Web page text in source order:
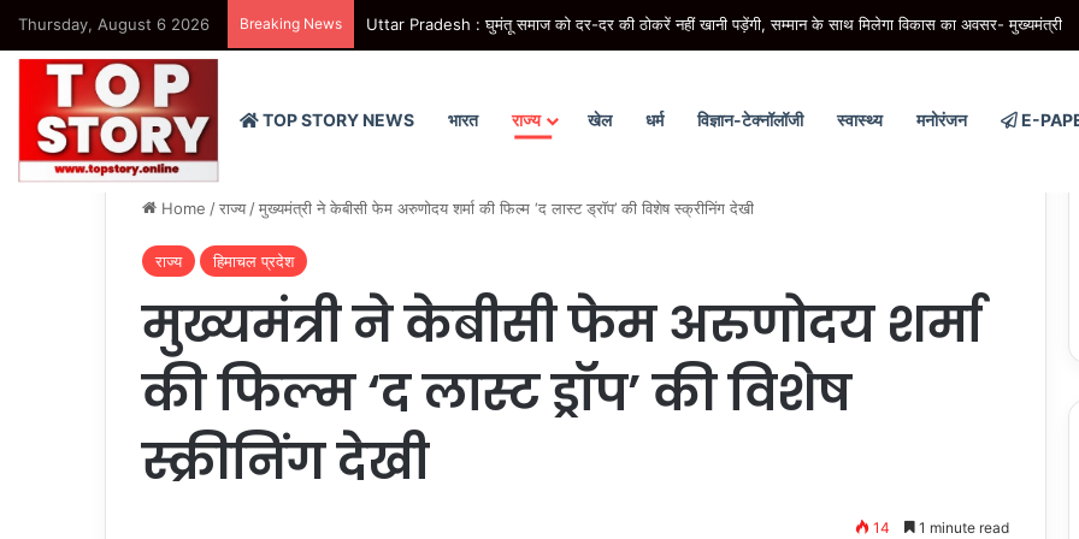
Thursday, August 6 2026 Breaking News Uttar Pradesh : घुमंतू समाज को दर-दर की ठोकरें नहीं खानी पड़ेंगी, सम्मान के साथ मिलेगा विकास का अवसर- मुख्यमंत्री
TOP STORY NEWS भारत राज्य खेल धर्म विज्ञान-टेक्नॉलॉजी स्वास्थ्य मनोरंजन E-
Home /राज्य /मुख्यमंत्री ने केबीसी फेम अरुणोदय शर्मा की फिल्म ‘द लास्ट ड्रॉप’ की विशेष स्क्रीनिंग देखी
राज्य हिमाचल प्रदेश
मुख्यमंत्री ने केबीसी फेम अरुणोदय शर्मा
की फिल्म ‘द लास्ट ड्रॉप’ की विशेष
स्क्रीनिंग देखी
14 1 minute read